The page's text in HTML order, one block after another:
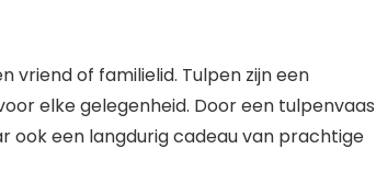
vriend of familielid. Tulpen zijn een
elke gelegenheid. Door een tulpenvaas
ook een langdurig cadeau van prachtige